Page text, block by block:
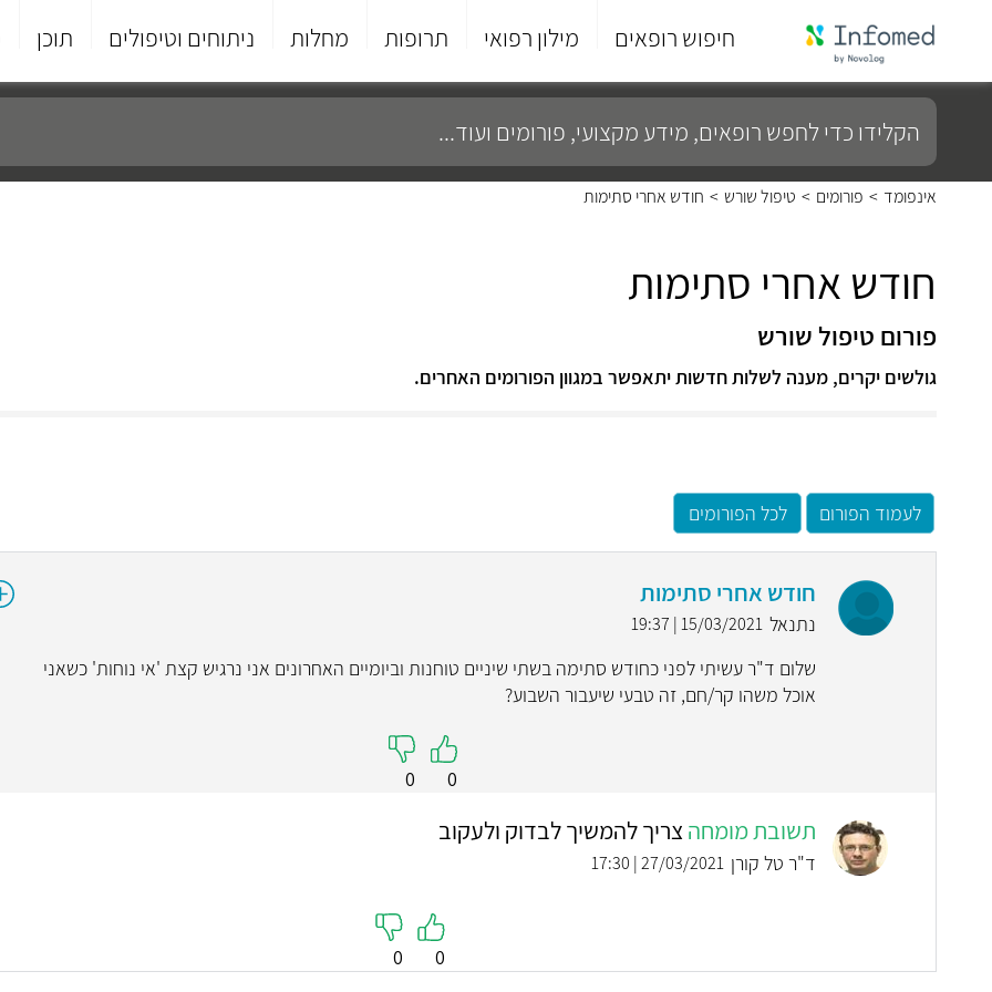
חיפוש רופאים מילון רפואי תרופות מחלות ניתוחים וטיפולים תוכן
סוף
התפריט
הקלידו
כדי
לחפש
רופאים,
מידע
מקצועי,
אינפומד > פורומים > טיפול שורש > חודש אחרי סתימות
חודש אחרי סתימות
פורום טיפול שורש
גולשים יקרים, מענה לשלות חדשות יתאפשר במגוון הפורומים האחרים.
לעמוד הפורום לכל הפורומים
חודש אחרי סתימות
נתנאל 15/03/2021 | 19:37
שלום ד"ר עשיתי לפני כחודש סתימה בשתי שיניים טוחנות וביומיים האחרונים אני נרגיש קצת 'אי נוחות' כשאני
אוכל משהו קר/חם, זה טבעי שיעבור השבוע?
0
0
תשובת מומחה צריך להמשיך לבדוק ולעקוב
ד"ר טל קורן 27/03/2021 | 17:30
0
0
ד"ר ירון
4.9
קודם כל הוא בן